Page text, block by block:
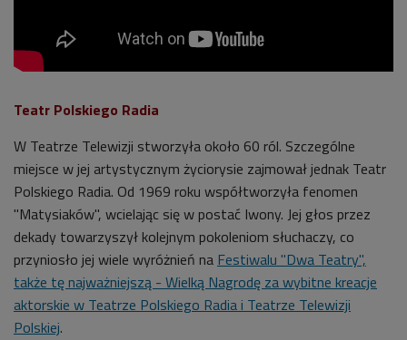
Teatr Polskiego Radia
W Teatrze Telewizji stworzyła około 60 ról. Szczególne
miejsce w jej artystycznym życiorysie zajmował jednak Teatr
Polskiego Radia. Od 1969 roku współtworzyła fenomen
"Matysiaków", wcielając się w postać Iwony. Jej głos przez
dekady towarzyszył kolejnym pokoleniom słuchaczy, co
przyniosło jej wiele wyróżnień na Festiwalu "Dwa Teatry",
także tę najważniejszą - Wielką Nagrodę za wybitne kreacje
aktorskie w Teatrze Polskiego Radia i Teatrze Telewizji
Polskiej.